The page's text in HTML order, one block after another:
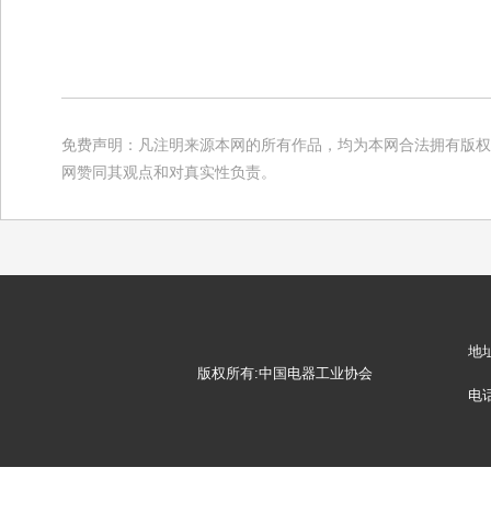
免费声明：凡注明来源本网的所有作品，均为本网合法拥有版
网赞同其观点和对真实性负责。
版权所有:中国电器工业协会
地
电